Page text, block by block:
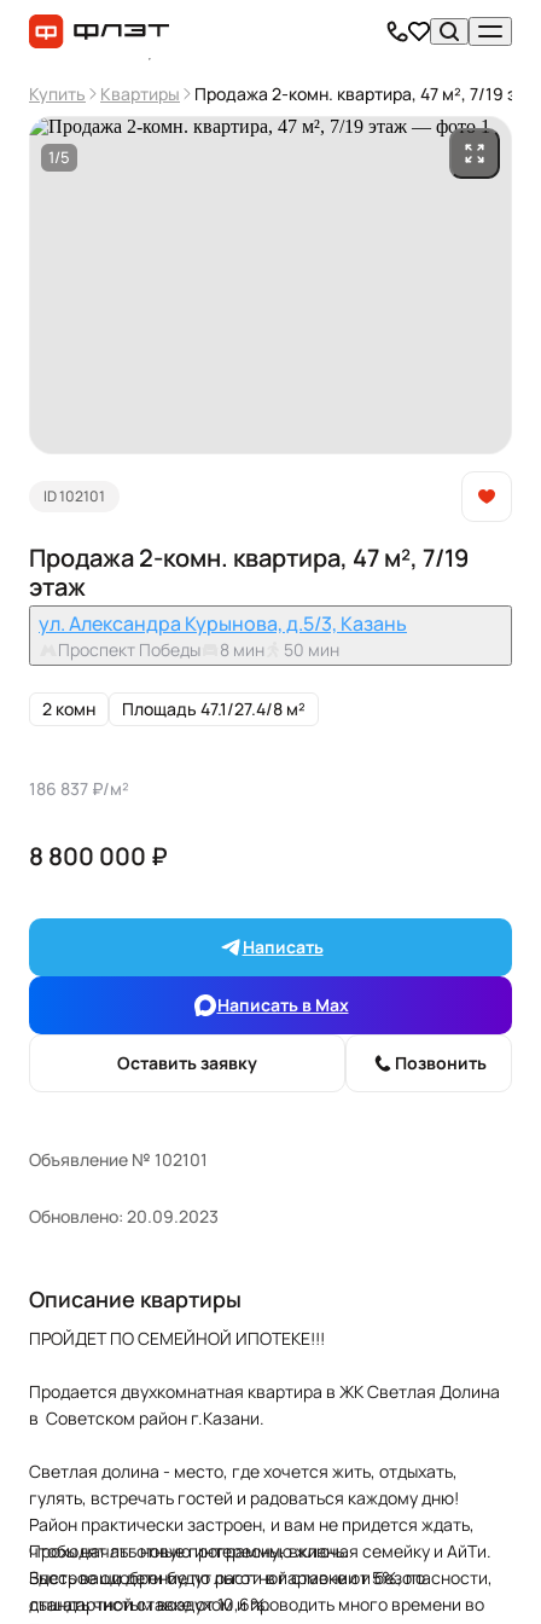
Купить Квартиры Продажа 2-комн. квартира, 47 м², 7/19
1/5
ID 102101
Продажа 2-комн. квартира, 47 м², 7/19
этаж
ул. Александра Курынова, д.5/3, Казань
Проспект Победы 8 мин 50 мин
2 комн Площадь 47.1/27.4/8 м²
186 837 ₽/м²
8 800 000 ₽
Написать
Написать в Max
Оставить заявку Позвонить
Объявление № 102101
Обновлено: 20.09.2023
Описание квартиры
ПРОЙДЕТ ПО СЕМЕЙНОЙ ИПОТЕКЕ!!!
Продается двухкомнатная квартира в ЖК Светлая Долина
в Советском район г.Казани.
Светлая долина - место, где хочется жить, отдыхать,
гулять, встречать гостей и радоваться каждому дню!
Район практически застроен, и вам не придется ждать,
чтобы начать новую интересную жизнь.
Здесь ваши дети будут расти в гармонии и безопасности,
дышать чистым воздухом и проводить много времени во
Проходят льготные программы, включая семейку и АйТи.
Быстрое одобрение по льготной ставке от 5%, по
стандартной ставке от 10,6%.